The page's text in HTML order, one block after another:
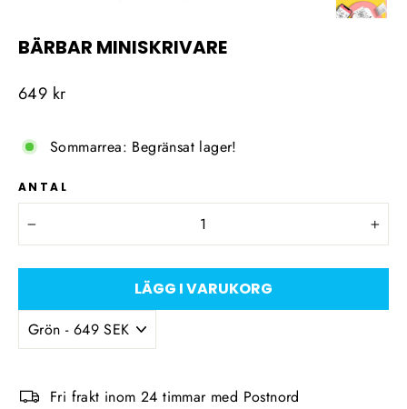
BÄRBAR MINISKRIVARE
Ordinarie
649 kr
Sommarrea: Begränsat lager!
ANTAL
+
LÄGG I VARUKORG
Fri frakt inom 24 timmar med Postnord